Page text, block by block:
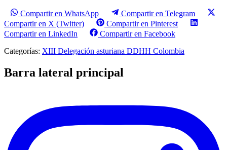
Compartir en WhatsApp
Compartir en Telegram
Compartir en X (Twitter)
Compartir en Pinterest
Compartir en LinkedIn
Compartir en Facebook
Categorías: XIII Delegación asturiana DDHH Colombia
Barra lateral principal